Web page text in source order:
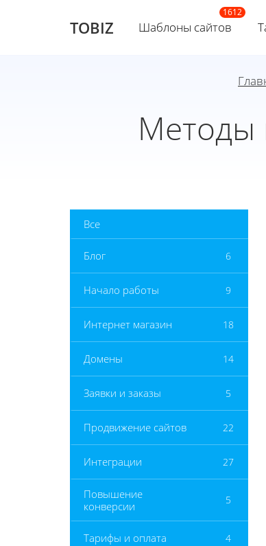
TOBIZ Шаблоны сайтов
Методы
Все
Блог 6
Начало работы 9
Интернет магазин 18
Домены 14
Заявки и заказы 5
Продвижение сайтов 22
Интеграции 27
Повышение
конверсии
5
Тарифы и оплата 4